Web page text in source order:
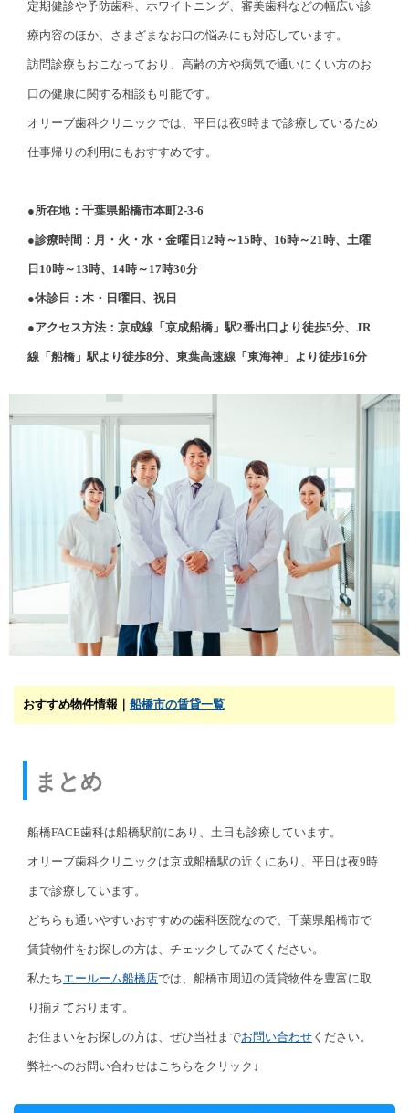
定期健診や予防歯科、ホワイトニング、審美歯科などの幅広い診
療内容のほか、さまざまなお口の悩みにも対応しています。
訪問診療もおこなっており、高齢の方や病気で通いにくい方のお
口の健康に関する相談も可能です。
オリーブ歯科クリニックでは、平日は夜9時まで診療しているため
仕事帰りの利用にもおすすめです。
●所在地：千葉県船橋市本町2-3-6
●診療時間：月・火・水・金曜日12時～15時、16時～21時、土曜
日10時～13時、14時～17時30分
●休診日：木・日曜日、祝日
●アクセス方法：京成線「京成船橋」駅2番出口より徒歩5分、JR
線「船橋」駅より徒歩8分、東葉高速線「東海神」より徒歩16分
おすすめ物件情報｜ 船橋市の賃貸一覧
まとめ
船橋FACE歯科は船橋駅前にあり、土日も診療しています。
オリーブ歯科クリニックは京成船橋駅の近くにあり、平日は夜9時
まで診療しています。
どちらも通いやすいおすすめの歯科医院なので、千葉県船橋市で
賃貸物件をお探しの方は、チェックしてみてください。
私たちエールーム船橋店では、船橋市周辺の賃貸物件を豊富に取
り揃えております。
お住まいをお探しの方は、ぜひ当社までお問い合わせ ください。
弊社へのお問い合わせはこちらをクリック↓